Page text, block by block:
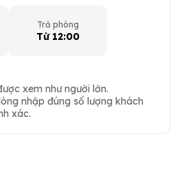
Trả phòng
Từ 12:00
xem như người lớn.
nhập đúng số lượng khách
xác.